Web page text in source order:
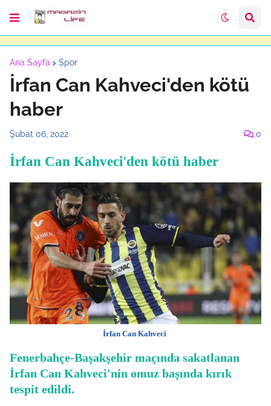
Ana Sayfa Spor
İrfan Can Kahveci'den kötü
haber
Şubat 06, 2022 0
İrfan Can Kahveci'den kötü haber
İrfan Can Kahveci
Fenerbahçe-Başakşehir maçında sakatlanan
İrfan Can Kahveci'nin omuz başında kırık
tespit edildi.